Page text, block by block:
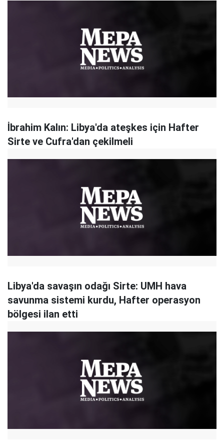
İbrahim Kalın: Libya'da ateşkes için Hafter
Sirte ve Cufra'dan çekilmeli
Libya'da savaşın odağı Sirte: UMH hava
savunma sistemi kurdu, Hafter operasyon
bölgesi ilan etti